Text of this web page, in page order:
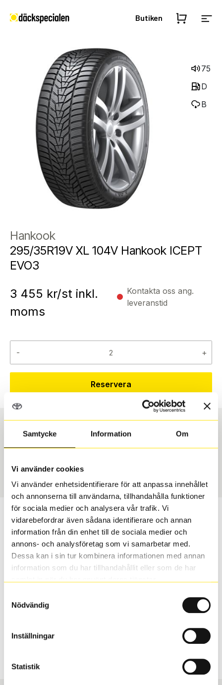
Samtycke Information Om
Vi använder cookies
Vi använder enhetsidentifierare för att anpassa innehållet
och annonserna till användarna, tillhandahålla funktioner
för sociala medier och analysera vår trafik. Vi
vidarebefordrar även sådana identifierare och annan
information från din enhet till de sociala medier och
annons- och analysföretag som vi samarbetar med.
Dessa kan i sin tur kombinera informationen med annan
information som du har tillhandahållit eller som de har
Nödvändig
Inställningar
Statistik
Butiken
75
D
B
Hankook
295/35R19V XL 104V Hankook ICEPT
EVO3
3 455 kr/st inkl.
moms
Kontakta oss ang.
leveranstid
- +
Reservera
Däcktyp
Vinter
Däckstorlek
295/35 R 19 104V
1251
Passar detta däck min bil?
Ange registreringsnummer för att se om det däck du
valt passar din bilmodell. Om du köper däck som skall
sättas på dina befintliga fälgar, se till att kolla en extra
inte vara samma dimension som bilen hade ut från